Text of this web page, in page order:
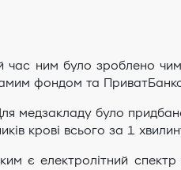
час ним було зроблено
фондом та
медзакладу було
крові всього за 1
є електролітний